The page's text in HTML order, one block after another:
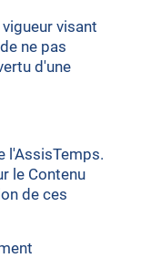
visant
ne pas
d'une
l'AssisTemps.
le Contenu
de ces